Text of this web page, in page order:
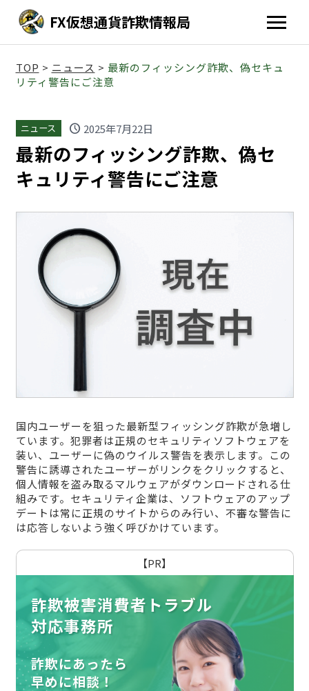
FX仮想通貨詐欺情報局
TOP > ニュース > 最新のフィッシング詐欺、偽セキュ
リティ警告にご注意
ニュース schedule 2025年7月22日
最新のフィッシング詐欺、偽セ
キュリティ警告にご注意
国内ユーザーを狙った最新型フィッシング詐欺が急増し
ています。犯罪者は正規のセキュリティソフトウェアを
装い、ユーザーに偽のウイルス警告を表示します。この
警告に誘導されたユーザーがリンクをクリックすると、
個人情報を盗み取るマルウェアがダウンロードされる仕
組みです。セキュリティ企業は、ソフトウェアのアップ
デートは常に正規のサイトからのみ行い、不審な警告に
は応答しないよう強く呼びかけています。
【PR】
詐欺被害消費者トラブル
対応事務所
詐欺にあったら
早めに相談！